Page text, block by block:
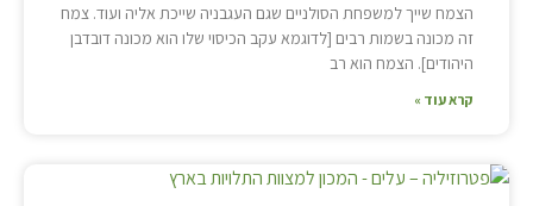
הצמח שייך למשפחת הסולניים שגם העגבניה שייכת אליה ועוד. צמח
זה מכונה בשמות רבים [לדוגמא עקב הכיסוי שלו הוא מכונה דובדבן
היהודים]. הצמח הוא רב
קרא עוד »